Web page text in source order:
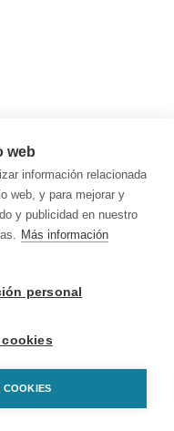
web
información relacionada
web, y para mejorar y
y publicidad en nuestro
Más información
personal
COOKIES